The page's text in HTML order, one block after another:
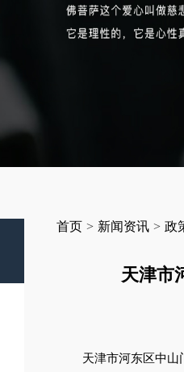
首页 > 新闻资讯 > 政
天津市
天津市河东区中山